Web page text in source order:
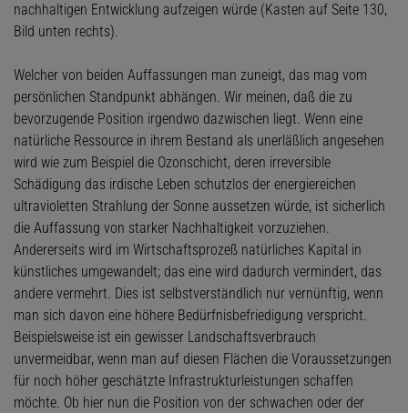
nachhaltigen Entwicklung aufzeigen würde (Kasten auf Seite 130,
Bild unten rechts).
Welcher von beiden Auffassungen man zuneigt, das mag vom
persönlichen Standpunkt abhängen. Wir meinen, daß die zu
bevorzugende Position irgendwo dazwischen liegt. Wenn eine
natürliche Ressource in ihrem Bestand als unerläßlich angesehen
wird wie zum Beispiel die Ozonschicht, deren irreversible
Schädigung das irdische Leben schutzlos der energiereichen
ultravioletten Strahlung der Sonne aussetzen würde, ist sicherlich
die Auffassung von starker Nachhaltigkeit vorzuziehen.
Andererseits wird im Wirtschaftsprozeß natürliches Kapital in
künstliches umgewandelt; das eine wird dadurch vermindert, das
andere vermehrt. Dies ist selbstverständlich nur vernünftig, wenn
man sich davon eine höhere Bedürfnisbefriedigung verspricht.
Beispielsweise ist ein gewisser Landschaftsverbrauch
unvermeidbar, wenn man auf diesen Flächen die Voraussetzungen
für noch höher geschätzte Infrastrukturleistungen schaffen
möchte. Ob hier nun die Position von der schwachen oder der